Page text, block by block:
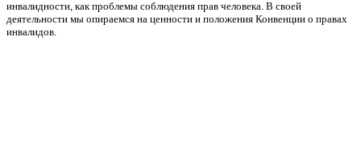
инвалидности, как проблемы соблюдения прав человека. В своей
деятельности мы опираемся на ценности и положения Конвенции о правах
инвалидов.